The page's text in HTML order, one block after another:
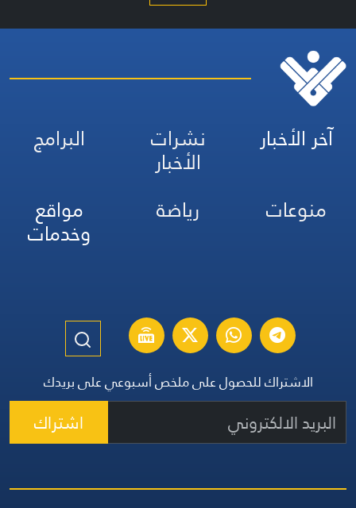
آخر الأخبار نشرات
الأخبار
البرامج
منوعات
رياضة مواقع
وخدمات
الاشتراك للحصول على ملخص أسبوعي على بريدك
اشتراك